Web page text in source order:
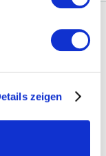
zeigen